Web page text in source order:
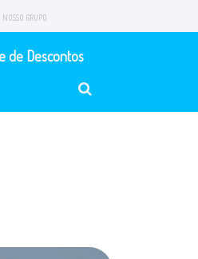
NOSSO GRUPO
de Descontos